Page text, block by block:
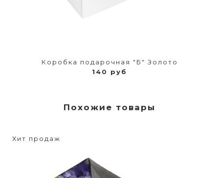
Коробка подарочная "Б" Золото
140 руб
Похожие товары
Хит продаж